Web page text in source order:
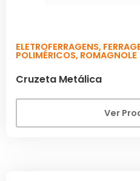
ELETROFERRAGENS,
POLIMÉRICOS, ROMAGNOLE
Cruzeta Metálica
Ver